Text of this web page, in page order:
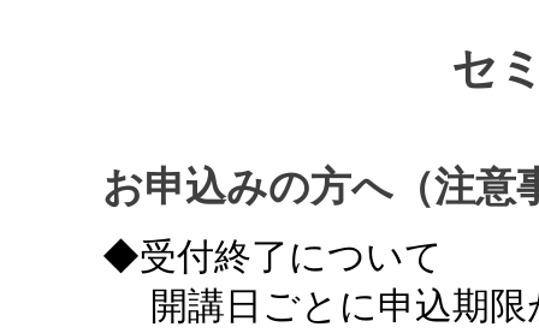
セ
お申込みの方へ（注意
◆受付終了について
開講日ごとに申込期限